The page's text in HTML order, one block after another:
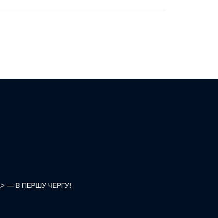
a> — В ПЕРШУ ЧЕРГУ!